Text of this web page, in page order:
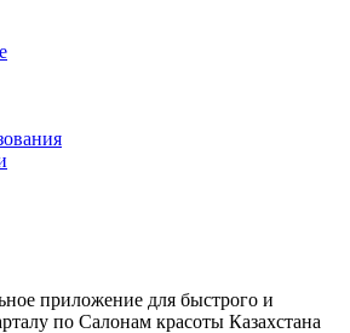
приложение для быстрого и
по Салонам красоты Казахстана